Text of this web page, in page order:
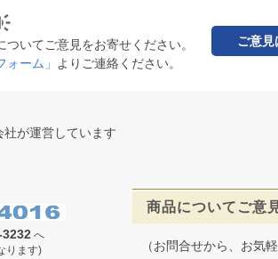
いてご意見をお寄せください。
ォーム」 よりご連絡ください。
ご意見
社が運営しています
へ
ります)
商品についてご意
（お問合せから、お気